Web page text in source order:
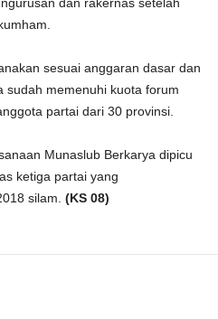
sesuai anggaran dasar dan
sudah memenuhi kuota forum
partai dari 30 provinsi.
Munaslub Berkarya dipicu
ketiga partai yang
silam. (KS 08)